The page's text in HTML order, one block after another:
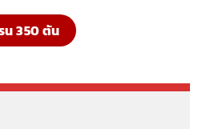
น 350 ตัน